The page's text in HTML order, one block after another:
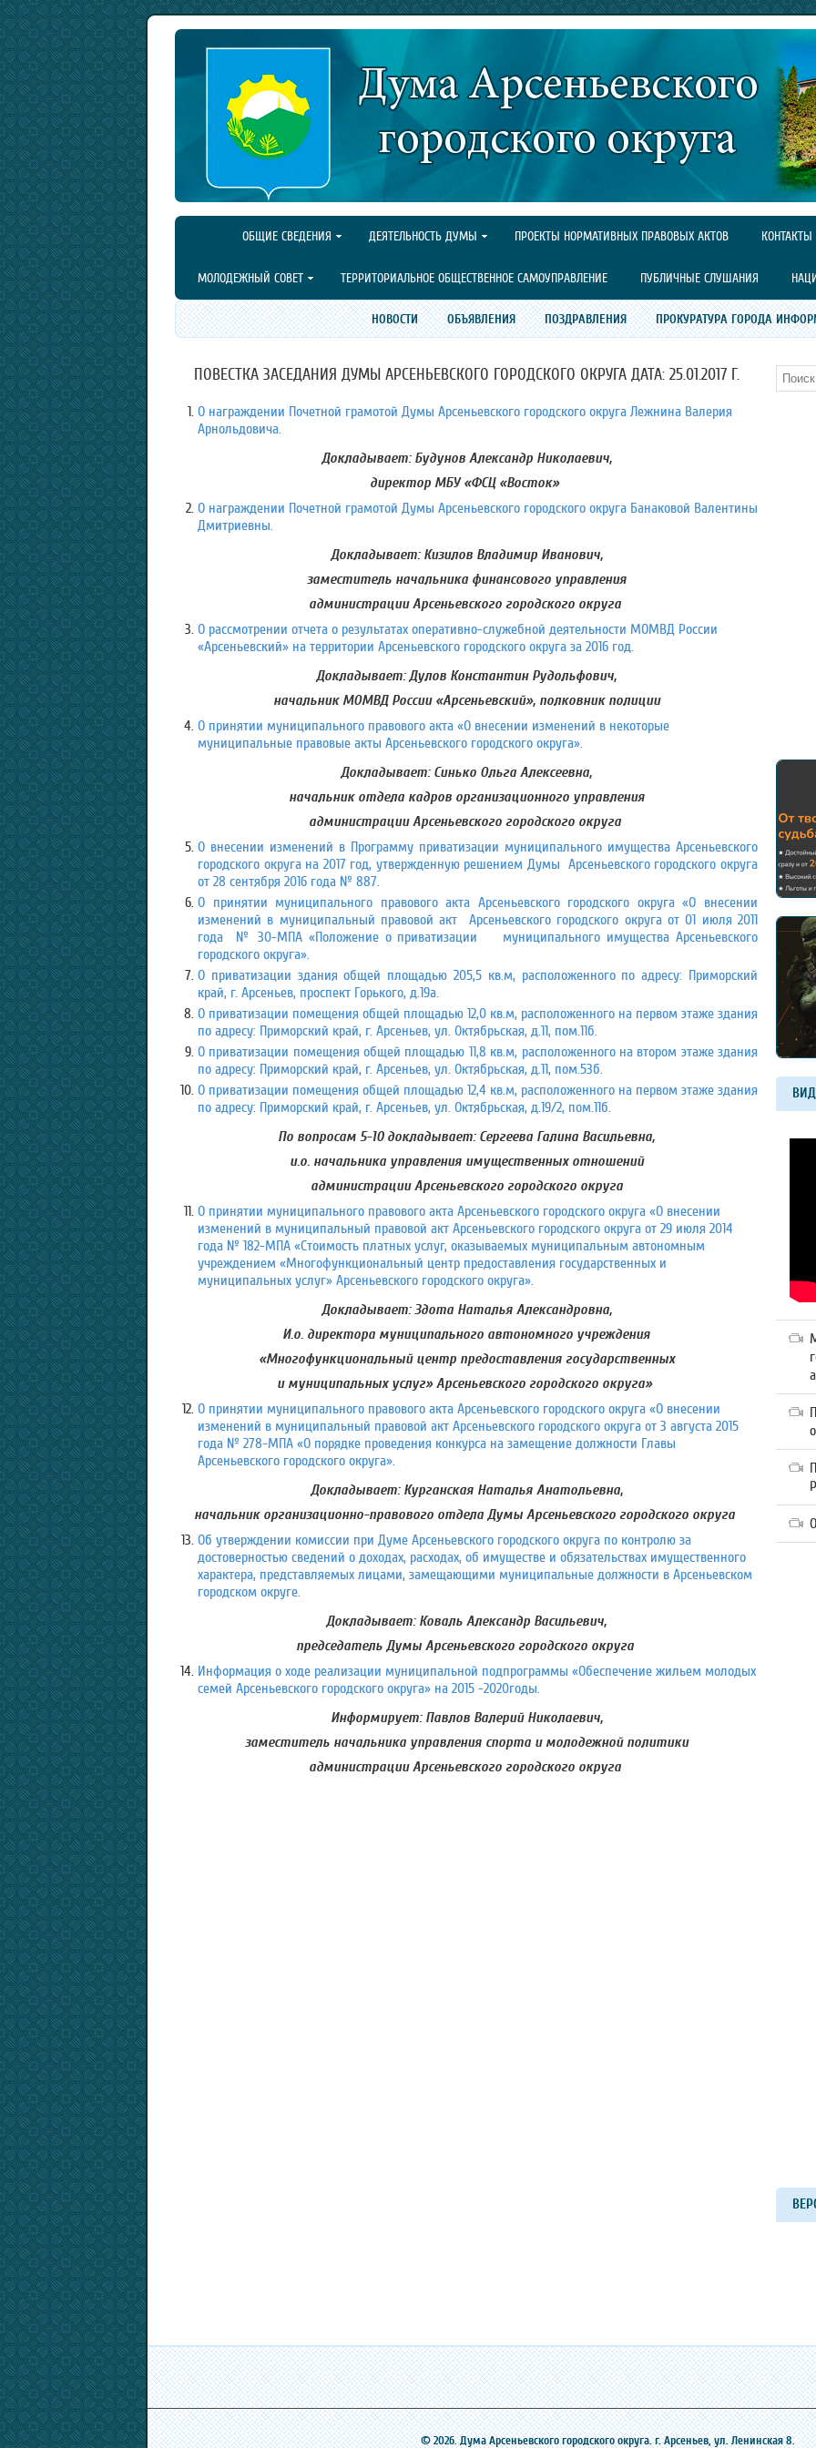
ОБЩИЕ СВЕДЕНИЯ ДЕЯТЕЛЬНОСТЬ ДУМЫ ПРОЕКТЫ НОРМАТИВНЫХ ПРАВОВЫХ АКТОВ КОНТАКТЫ
МОЛОДЕЖНЫЙ СОВЕТ ТЕРРИТОРИАЛЬНОЕ ОБЩЕСТВЕННОЕ САМОУПРАВЛЕНИЕ ПУБЛИЧНЫЕ СЛУШАНИЯ
НОВОСТИ ОБЪЯВЛЕНИЯ ПОЗДРАВЛЕНИЯ ПРОКУРАТУРА ГОРОДА
ПОВЕСТКА ЗАСЕДАНИЯ ДУМЫ АРСЕНЬЕВСКОГО ГОРОДСКОГО ОКРУГА ДАТА: 25.01.2017 Г.
О награждении Почетной грамотой Думы Арсеньевского городского округа Лежнина Валерия
Арнольдовича.
Докладывает: Будунов Александр Николаевич,
директор МБУ «ФСЦ «Восток»
О награждении Почетной грамотой Думы Арсеньевского городского округа Банаковой Валентины
Дмитриевны.
Докладывает: Кизилов Владимир Иванович,
заместитель начальника финансового управления
администрации Арсеньевского городского округа
О рассмотрении отчета о результатах оперативно-служебной деятельности МОМВД России
«Арсеньевский» на территории Арсеньевского городского округа за 2016 год.
Докладывает: Дулов Константин Рудольфович,
начальник МОМВД России «Арсеньевский», полковник полиции
О принятии муниципального правового акта «О внесении изменений в некоторые
муниципальные правовые акты Арсеньевского городского округа».
Докладывает: Синько Ольга Алексеевна,
начальник отдела кадров организационного управления
администрации Арсеньевского городского округа
О внесении изменений в Программу приватизации муниципального имущества Арсеньевского
городского округа на 2017 год, утвержденную решением Думы Арсеньевского городского округа
от 28 сентября 2016 года № 887.
О принятии муниципального правового акта Арсеньевского городского округа «О внесении
изменений в муниципальный правовой акт Арсеньевского городского округа от 01 июля 2011
года № 30-МПА «Положение о приватизации муниципального имущества Арсеньевского
городского округа».
О приватизации здания общей площадью 205,5 кв.м, расположенного по адресу: Приморский
край, г. Арсеньев, проспект Горького, д.19а.
О приватизации помещения общей площадью 12,0 кв.м, расположенного на первом этаже здания
по адресу: Приморский край, г. Арсеньев, ул. Октябрьская, д.11, пом.11б.
О приватизации помещения общей площадью 11,8 кв.м, расположенного на втором этаже здания
по адресу: Приморский край, г. Арсеньев, ул. Октябрьская, д.11, пом.53б.
О приватизации помещения общей площадью 12,4 кв.м, расположенного на первом этаже здания
по адресу: Приморский край, г. Арсеньев, ул. Октябрьская, д.19/2, пом.11б.
По вопросам 5-10 докладывает: Сергеева Галина Васильевна,
и.о. начальника управления имущественных отношений
администрации Арсеньевского городского округа
О принятии муниципального правового акта Арсеньевского городского округа «О внесении
изменений в муниципальный правовой акт Арсеньевского городского округа от 29 июля 2014
года № 182-МПА «Стоимость платных услуг, оказываемых муниципальным автономным
учреждением «Многофункциональный центр предоставления государственных и
муниципальных услуг» Арсеньевского городского округа».
Докладывает: Здота Наталья Александровна,
И.о. директора муниципального автономного учреждения
«Многофункциональный центр предоставления государственных
и муниципальных услуг» Арсеньевского городского округа»
О принятии муниципального правового акта Арсеньевского городского округа «О внесении
изменений в муниципальный правовой акт Арсеньевского городского округа от 3 августа 2015
года № 278-МПА «О порядке проведения конкурса на замещение должности Главы
Арсеньевского городского округа».
Докладывает: Курганская Наталья Анатольевна,
начальник организационно-правового отдела Думы Арсеньевского городского округа
Об утверждении комиссии при Думе Арсеньевского городского округа по контролю за
достоверностью сведений о доходах, расходах, об имуществе и обязательствах имущественного
характера, представляемых лицами, замещающими муниципальные должности в Арсеньевском
городском округе.
Докладывает: Коваль Александр Васильевич,
председатель Думы Арсеньевского городского округа
Информация о ходе реализации муниципальной подпрограммы «Обеспечение жильем молодых
семей Арсеньевского городского округа» на 2015 -2020годы.
Информирует: Павлов Валерий Николаевич,
заместитель начальника управления спорта и молодежной политики
администрации Арсеньевского городского округа
Поиск
© 2026. Дума Арсеньевского городского округа. г. Арсеньев, ‎ул. Ленинская 8.